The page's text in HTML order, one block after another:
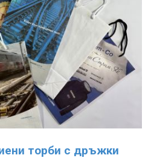
торби с дръжки